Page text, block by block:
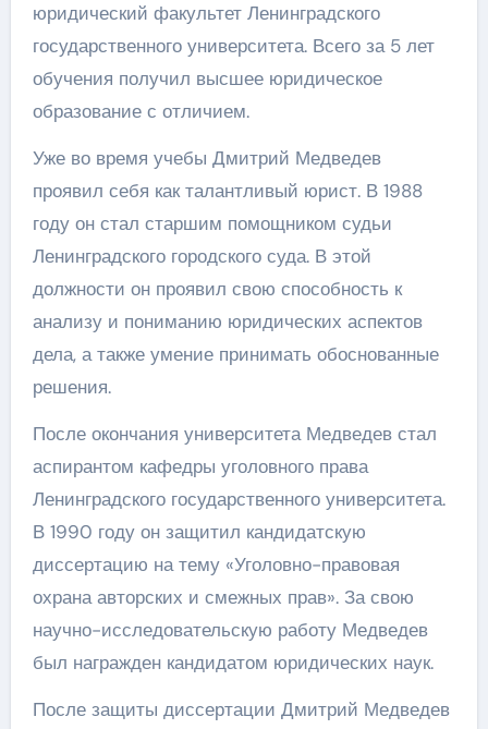
юридический факультет Ленинградского
государственного университета. Всего за 5 лет
обучения получил высшее юридическое
образование с отличием.
Уже во время учебы Дмитрий Медведев
проявил себя как талантливый юрист. В 1988
году он стал старшим помощником судьи
Ленинградского городского суда. В этой
должности он проявил свою способность к
анализу и пониманию юридических аспектов
дела, а также умение принимать обоснованные
решения.
После окончания университета Медведев стал
аспирантом кафедры уголовного права
Ленинградского государственного университета.
В 1990 году он защитил кандидатскую
диссертацию на тему «Уголовно-правовая
охрана авторских и смежных прав». За свою
научно-исследовательскую работу Медведев
был награжден кандидатом юридических наук.
После защиты диссертации Дмитрий Медведев